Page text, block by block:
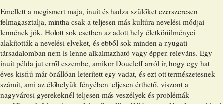
Emellett a megismert maja, inuit és hadza szülőket ezerszeresen
felmagasztalja, mintha csak a teljesen más kultúra nevelési módjai
lennének jók. Holott sok esetben az adott hely életkörülményei
alakították a nevelési elveket, és ebből sok minden a nyugati
társadalomban nem is lenne alkalmazható vagy éppen releváns. Egy
inuit példa jut erről eszembe, amikor Doucleff arról ír, hogy egy hat
éves kisfiú már önállóan leterített egy vadat, és ezt ott természetesnek
számít, ami az élőhelyük fényében teljesen érthető, viszont a
nagyvárosi gyerekeknél teljesen más veszélyek és problémák